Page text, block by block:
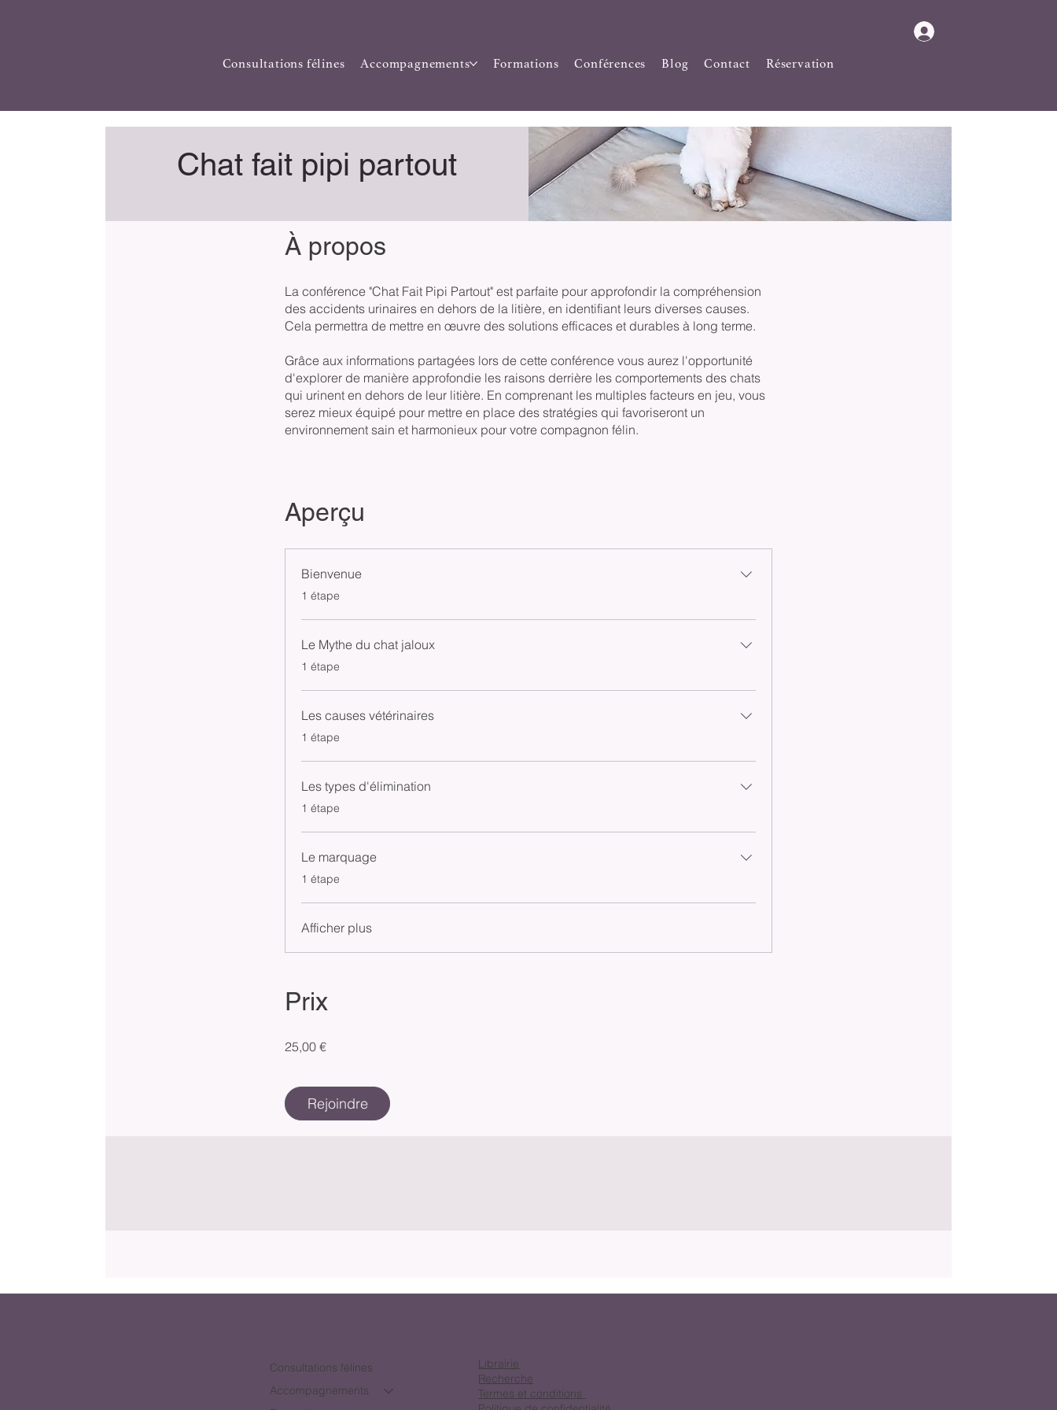
Consultations félines Accompagnements Formations Conférences Blog Contact Réservation
Chat fait pipi partout
À propos
La conférence "Chat Fait Pipi Partout" est parfaite pour approfondir la compréhension
des accidents urinaires en dehors de la litière, en identifiant leurs diverses causes.
Cela permettra de mettre en œuvre des solutions efficaces et durables à long terme.
Grâce aux informations partagées lors de cette conférence vous aurez l'opportunité
d'explorer de manière approfondie les raisons derrière les comportements des chats
qui urinent en dehors de leur litière. En comprenant les multiples facteurs en jeu, vous
serez mieux équipé pour mettre en place des stratégies qui favoriseront un
environnement sain et harmonieux pour votre compagnon félin.
Aperçu
Bienvenue
.1 étape
Le Mythe du chat jaloux
.1 étape
Les causes vétérinaires
.1 étape
Les types d'élimination
.1 étape
Le marquage
.1 étape
Afficher plus
Prix
25,00 €
Rejoindre
Consultations félines
Accompagnements
Librairie
Recherche
Termes et conditions